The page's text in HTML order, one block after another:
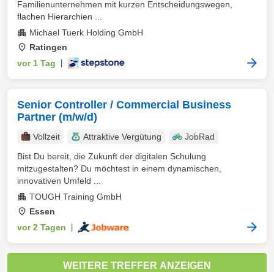
Familienunternehmen mit kurzen Entscheidungswegen,
flachen Hierarchien ...
Michael Tuerk Holding GmbH
Ratingen
vor 1 Tag
Senior Controller / Commercial Business
Partner (m/w/d)
Vollzeit Attraktive Vergütung
JobRad
Bist Du bereit, die Zukunft der digitalen Schulung
mitzugestalten? Du möchtest in einem dynamischen,
innovativen Umfeld ...
TOUGH Training GmbH
Essen
vor 2 Tagen
WEITERE TREFFER ANZEIGEN